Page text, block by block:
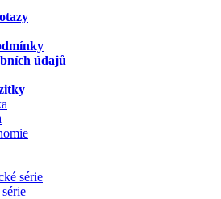
údajů
série